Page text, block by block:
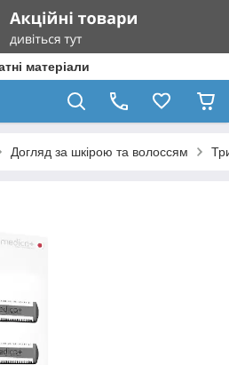
матеріали
Догляд за шкірою та волоссям